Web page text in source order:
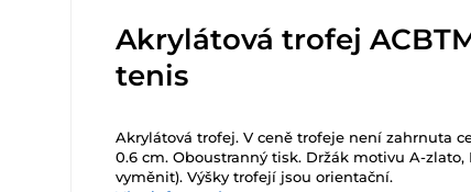
Akrylátová trofej
tenis
Akrylátová trofej. V ceně trofeje není zahrnuta
0.6 cm. Oboustranný tisk. Držák motivu A-zlato,
vyměnit). Výšky trofejí jsou orientační.